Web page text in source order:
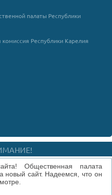
палаты Республики
Республики Карелия
Общественная палата
новый сайт. Надеемся, что он